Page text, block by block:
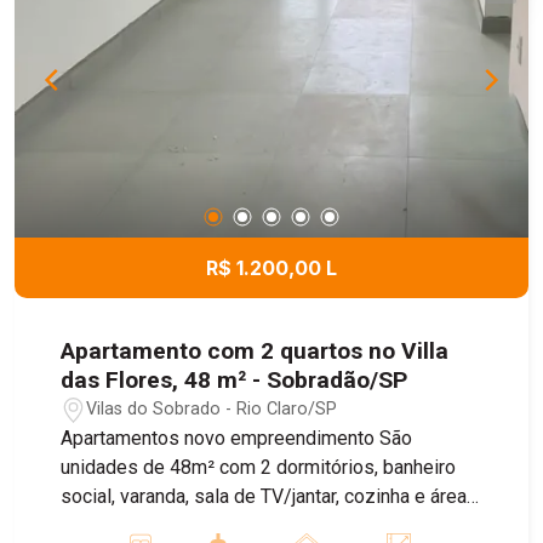
R$ 1.200,00 L
Apartamento com 2 quartos no Villa
das Flores, 48 m² - Sobradão/SP
Vilas do Sobrado - Rio Claro/SP
Apartamentos novo empreendimento São
unidades de 48m² com 2 dormitórios, banheiro
social, varanda, sala de TV/jantar, cozinha e área